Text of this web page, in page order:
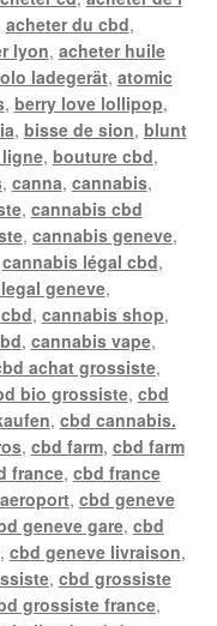
acheter du cbd,
lyon, acheter huile
ladegerät, atomic
, berry love lollipop,
, bisse de sion, blunt
, bouture cbd,
, canna, cannabis,
, cannabis cbd
, cannabis geneve,
cannabis légal cbd,
geneve,
, cannabis shop,
, cannabis vape,
achat grossiste,
bio grossiste, cbd
, cbd cannabis.
, cbd farm, cbd farm
france, cbd france
, cbd geneve
geneve gare, cbd
, cbd geneve livraison,
, cbd grossiste
grossiste france,